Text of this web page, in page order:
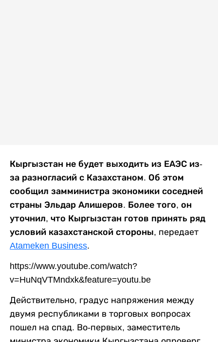
Кыргызстан не будет выходить из ЕАЭС из-
за разногласий с Казахстаном. Об этом
сообщил замминистра экономики соседней
страны Эльдар Алишеров. Более того, он
уточнил, что Кыргызстан готов принять ряд
условий казахстанской стороны, передает
Atameken Business.
https://www.youtube.com/watch?
v=HuNqVTMndxk&feature=youtu.be
Действительно, градус напряжения между
двумя республиками в торговых вопросах
пошел на спад. Во-первых, заместитель